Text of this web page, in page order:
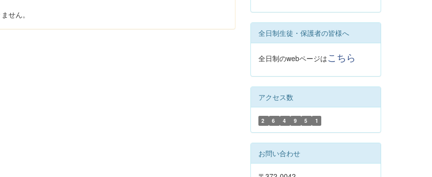
せん。
全日制生徒・保護者の皆様へ
全日制のwebページはこちら
アクセス数
2 6 4 9 5 1
お問い合わせ